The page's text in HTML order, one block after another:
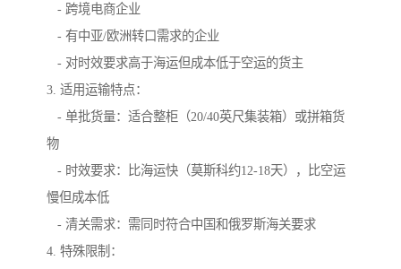
- 跨境电商企业
- 有中亚/欧洲转口需求的企业
- 对时效要求高于海运但成本低于空运的货主
3. 适用运输特点：
- 单批货量：适合整柜（20/40英尺集装箱）或拼箱货
物
- 时效要求：比海运快（莫斯科约12-18天），比空运
慢但成本低
- 清关需求：需同时符合中国和俄罗斯海关要求
4. 特殊限制：